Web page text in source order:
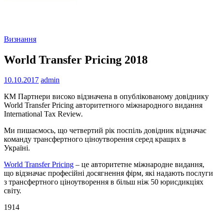
Визнання
World Transfer Pricing 2018
10.10.2017 admin
КМ Партнери високо відзначена в опублікованому довіднику
World Transfer Pricing авторитетного міжнародного видання
International Tax Review.
Ми пишаємось, що четвертий рік поспіль довідник відзначає
команду трансфертного ціноутворення серед кращих в
Україні.
World Transfer Pricing – це авторитетне міжнародне видання,
що відзначає професійні досягнення фірм, які надають послуги
з трансфертного ціноутворення в більш ніж 50 юрисдикціях
світу.
1914